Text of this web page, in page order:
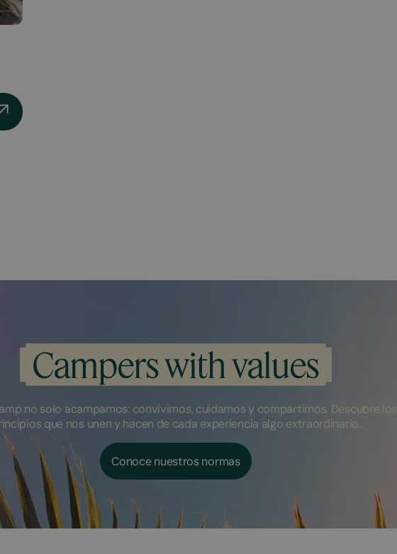
Campers with values
no solo acampamos: convivimos, cuidamos y compartimos. Descubre los
que nos unen y hacen de cada experiencia algo extraordinario.
Conoce nuestros normas